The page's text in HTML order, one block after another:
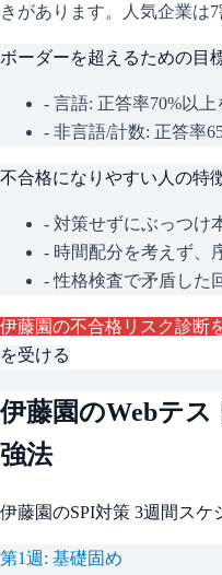
きがあります。人気企業は
ボーダーを超えるための目
- 言語: 正答率70%以上
- 非言語/計数: 正答率
不合格になりやすい人の特
- 対策せずにぶっつけ
- 時間配分を考えず、
- 性格検査で矛盾した
伊藤園の不合格リスク診断
を受ける
伊藤園のWebテ
強法
伊藤園のSPI対策 3週間スケ
第1週: 基礎固め